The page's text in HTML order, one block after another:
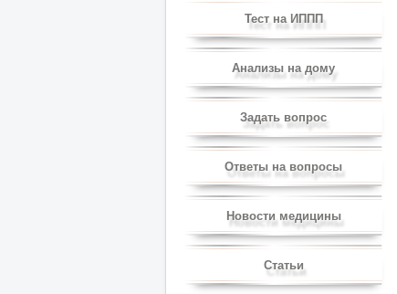
Тест на ИППП
Анализы на дому
Задать вопрос
Ответы на вопросы
Новости медицины
Статьи